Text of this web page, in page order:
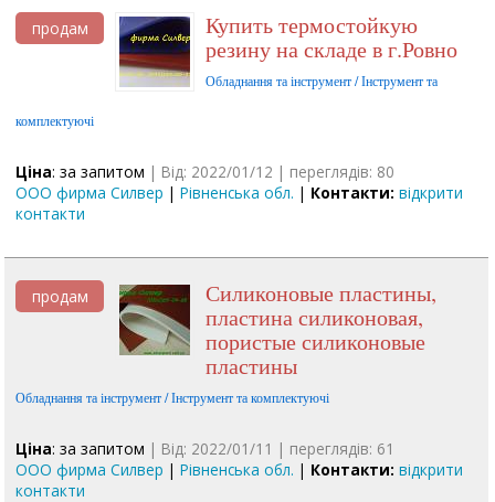
продам Купить термостойкую
резину на складе в г.Ровно
Обладнання та інструмент / Інструмент та
комплектуючі
Ціна: за запитом | Від: 2022/01/12 | переглядів: 80
ООО фирма Силвер |Рівненська обл. | Контакти: відкрити
контакти
продам Силиконовые пластины,
пластина силиконовая,
пористые силиконовые
пластины
Обладнання та інструмент / Інструмент та комплектуючі
Ціна: за запитом | Від: 2022/01/11 | переглядів: 61
ООО фирма Силвер |Рівненська обл. | Контакти: відкрити
контакти